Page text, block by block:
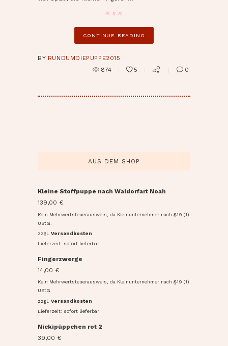
CONTINUE READING
BY RUNDUMDIEPUPPE2015
874
5 0
AUS DEM SHOP
Kleine Stoffpuppe nach Waldorfart Noah
139,00 €
Kein Mehrwertsteuerausweis, da Kleinunternehmer nach §19 (1)
UStG.
zzgl. Versandkosten
Lieferzeit: sofort lieferbar
Fingerzwerge
14,00 €
Kein Mehrwertsteuerausweis, da Kleinunternehmer nach §19 (1)
UStG.
zzgl. Versandkosten
Lieferzeit: sofort lieferbar
Nickipüppchen rot 2
39,00 €